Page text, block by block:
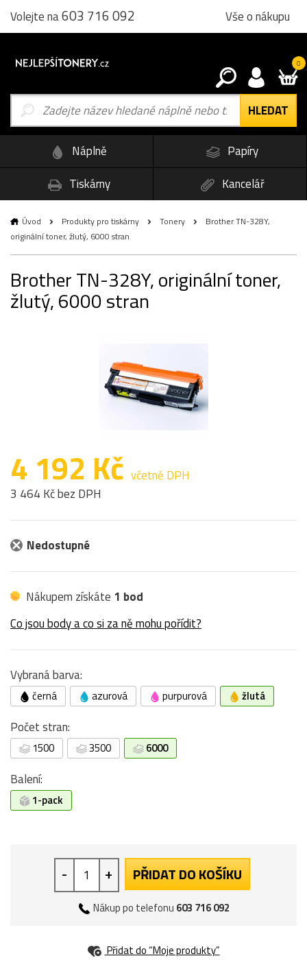
Volejte na603 716 092 Vše o nákupu
0
Náplně
Papíry
Tiskárny
Kancelář
Úvod Produkty pro tiskárny Tonery
Brother TN-328Y,
originální toner, žlutý, 6000 stran
Brother TN-328Y, originální toner,
žlutý, 6000 stran
4 192 Kč včetně DPH
3 464 Kč bez DPH
Nedostupné
Nákupem získáte 1 bod
Co jsou body a co si za ně mohu pořídit?
Vybraná barva:
černá azurová purpurová žlutá
Počet stran:
1500 3500 6000
Balení:
1-pack
- + PŘIDAT DO KOŠÍKU
Nákup po telefonu 603 716 092
Přidat do “Moje produkty”